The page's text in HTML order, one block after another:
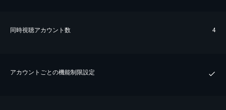
同時視聴アカウント数 4
アカウントごとの機能制限設定